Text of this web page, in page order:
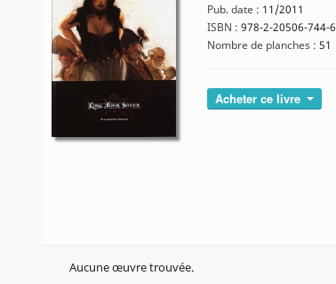
Pub. date : 11/2011
ISBN : 978-2-20506-744-6
Nombre de planches : 51
Acheter ce livre
Aucune œuvre trouvée.